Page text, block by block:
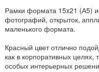
Рамки формата 15x21 (А5)
фотографий, открыток,
маленького формата.
Красный цвет отлично
как в корпоративных целях,
особых интерьерных